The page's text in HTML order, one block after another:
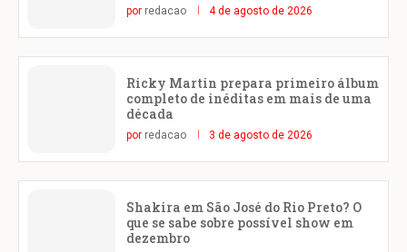
por redacao 4 de agosto de 2026
Ricky Martin prepara primeiro álbum
completo de inéditas em mais de uma
década
por redacao 3 de agosto de 2026
Shakira em São José do Rio Preto? O
que se sabe sobre possível show em
dezembro